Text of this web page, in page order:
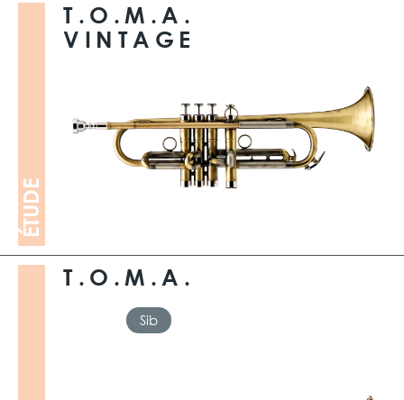
ÉTUDE
T.O.M.A.
VINTAGE
T.O.M.A.
Sib